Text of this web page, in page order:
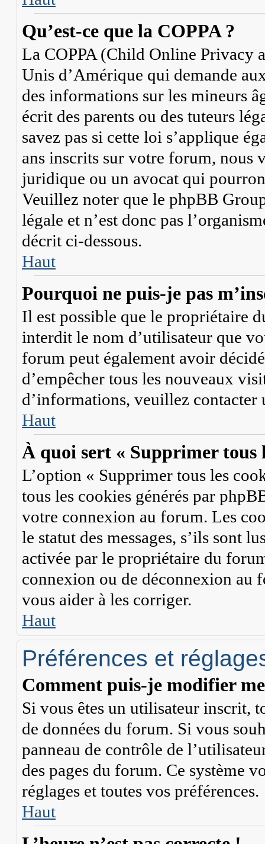
Qu’est-ce que la COPPA ?
La COPPA (Child Online Privacy
Unis d’Amérique qui demande
des informations sur les mineurs
écrit des parents ou des tuteurs
savez pas si cette loi s’applique
ans inscrits sur votre forum, nous
juridique ou un avocat qui
Veuillez noter que le phpBB
légale et n’est donc pas
décrit ci-dessous.
Haut
Pourquoi ne puis-je pas
Il est possible que le propriétaire
interdit le nom d’utilisateur que
forum peut également avoir
d’empêcher tous les nouveaux
d’informations, veuillez
Haut
À quoi sert « Supprimer tous
L’option « Supprimer tous les
tous les cookies générés par
votre connexion au forum. Les
le statut des messages, s’ils sont
activée par le propriétaire du
connexion ou de déconnexion au
vous aider à les corriger.
Haut
Préférences et
Comment puis-je modifier
Si vous êtes un utilisateur inscrit,
de données du forum. Si vous
panneau de contrôle de
des pages du forum. Ce système
réglages et toutes vos préférences.
Haut